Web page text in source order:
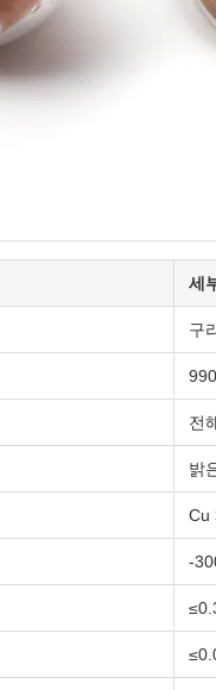
세
구
전
밝
Cu
-